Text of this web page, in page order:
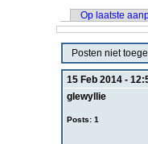
Op laatste
Posten niet
15 Feb 2014 -
glewyllie
Posts: 1